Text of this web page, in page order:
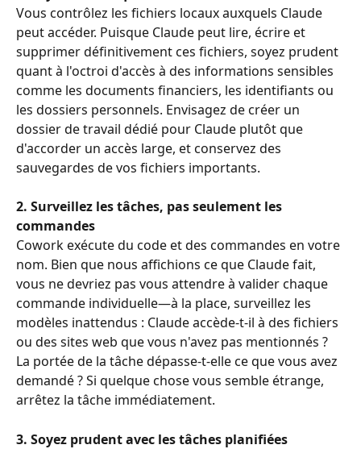
Vous contrôlez les fichiers locaux auxquels Claude
peut accéder. Puisque Claude peut lire, écrire et
supprimer définitivement ces fichiers, soyez prudent
quant à l'octroi d'accès à des informations sensibles
comme les documents financiers, les identifiants ou
les dossiers personnels. Envisagez de créer un
dossier de travail dédié pour Claude plutôt que
d'accorder un accès large, et conservez des
sauvegardes de vos fichiers importants.
2. Surveillez les tâches, pas seulement les
commandes
Cowork exécute du code et des commandes en votre
nom. Bien que nous affichions ce que Claude fait,
vous ne devriez pas vous attendre à valider chaque
commande individuelle—à la place, surveillez les
modèles inattendus : Claude accède-t-il à des fichiers
ou des sites web que vous n'avez pas mentionnés ?
La portée de la tâche dépasse-t-elle ce que vous avez
demandé ? Si quelque chose vous semble étrange,
arrêtez la tâche immédiatement.
3. Soyez prudent avec les tâches planifiées